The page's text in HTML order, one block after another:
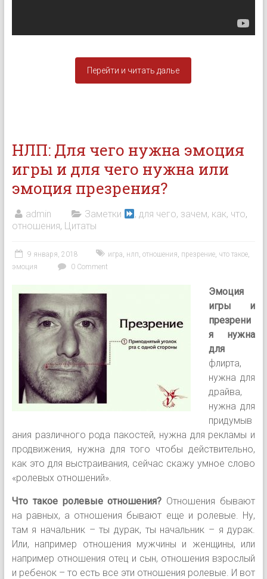
Перейти и читать далье
НЛП: Для чего нужна эмоция
игры и для чего нужна или
эмоция презрения?
admin Заметки , для чего, зачем, как, что,
отношения, Цитаты
9 января, 2018 игра, нлп, отношения, презрение, что такое,
эмоция
0 Comment
Эмоция
игры и
презрени
я нужна
для
флирта,
нужна для
драйва,
нужна для
придумыв
ания различного рода пакостей, нужна для рекламы и
продвижения, нужна для того чтобы действительно,
как это для выстраивания, сейчас скажу умное слово
«ролевых отношений».
Что такое ролевые отношения? Отношения бывают
на равных, а отношения бывают еще и ролевые. Ну,
там я начальник – ты дурак, ты начальник – я дурак.
Или, например отношения мужчины и женщины, или
например отношения отец и сын, отношения взрослый
и ребенок – то есть все эти отношения ролевые. И вот